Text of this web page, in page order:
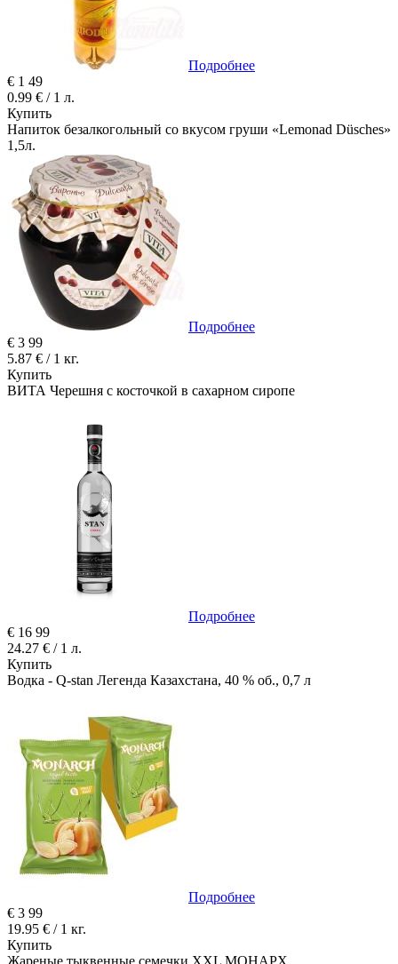
Подробнее
€ 1 49
0.99 € / 1 л.
Купить
Напиток безалкогольный со вкусом груши «Lemonad Düsches»
1,5л.
Подробнее
€ 3 99
5.87 € / 1 кг.
Купить
ВИТА Черешня с косточкой в ​​сахарном сиропе
Подробнее
€ 16 99
24.27 € / 1 л.
Купить
Водка - Q-stan Легенда Казахстана, 40 % об., 0,7 л
Подробнее
€ 3 99
19.95 € / 1 кг.
Купить